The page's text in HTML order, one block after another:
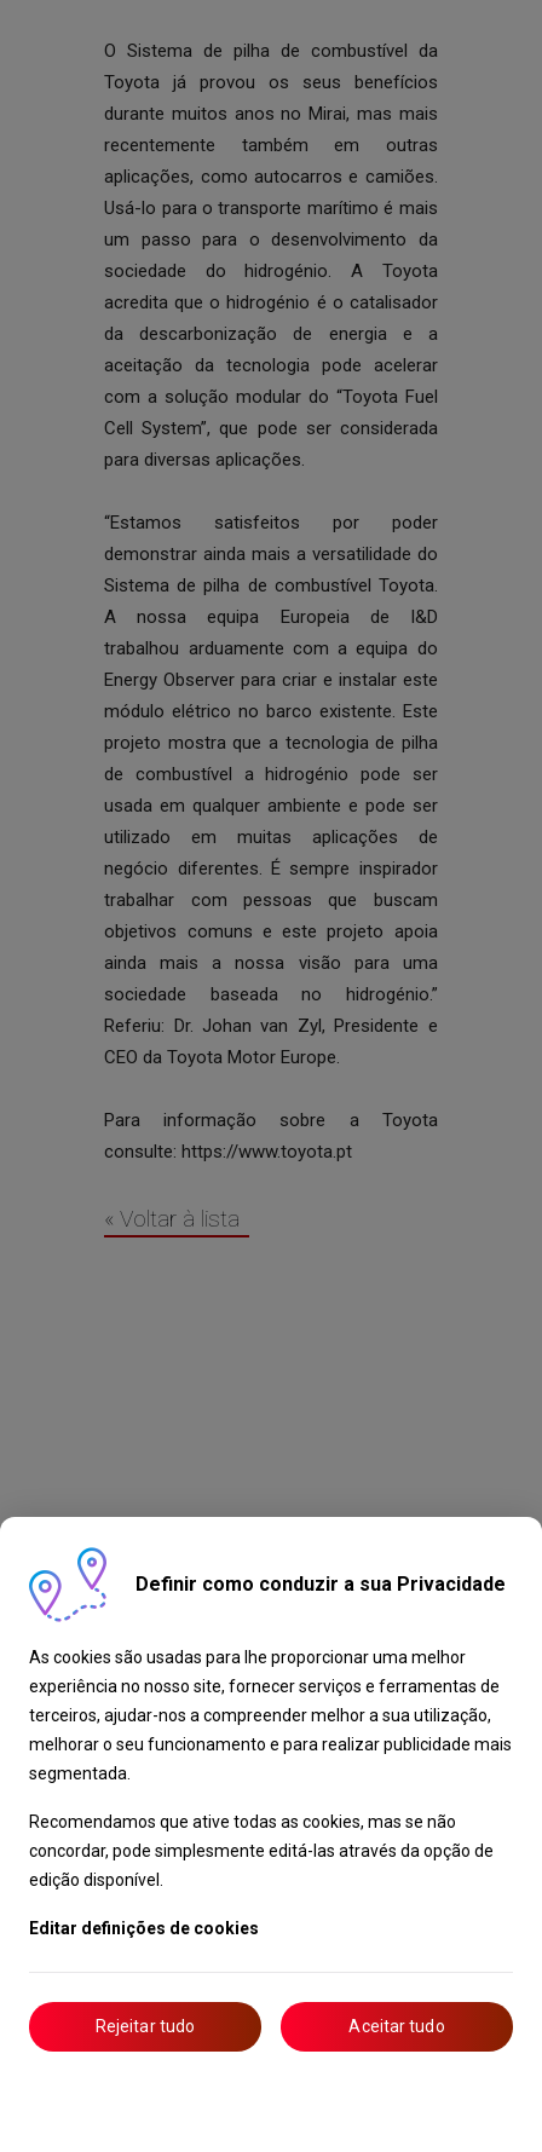
O Sistema de pilha de combustível da
Toyota já provou os seus benefícios
durante muitos anos no Mirai, mas mais
recentemente também em outras
aplicações, como autocarros e camiões.
Usá-lo para o transporte marítimo é mais
um passo para o desenvolvimento da
sociedade do hidrogénio. A Toyota
acredita que o hidrogénio é o catalisador
da descarbonização de energia e a
aceitação da tecnologia pode acelerar
com a solução modular do “Toyota Fuel
Cell System”, que pode ser considerada
para diversas aplicações.
“Estamos satisfeitos por poder
demonstrar ainda mais a versatilidade do
Sistema de pilha de combustível Toyota.
A nossa equipa Europeia de I&D
trabalhou arduamente com a equipa do
Energy Observer para criar e instalar este
módulo elétrico no barco existente. Este
projeto mostra que a tecnologia de pilha
de combustível a hidrogénio pode ser
usada em qualquer ambiente e pode ser
utilizado em muitas aplicações de
negócio diferentes. É sempre inspirador
trabalhar com pessoas que buscam
objetivos comuns e este projeto apoia
ainda mais a nossa visão para uma
sociedade baseada no hidrogénio.”
Referiu: Dr. Johan van Zyl, Presidente e
CEO da Toyota Motor Europe.
Para informação sobre a Toyota
consulte:https://www.toyota.pt
« Voltar à lista
Definir como conduzir a sua Privacidade
As cookies são usadas para lhe proporcionar uma melhor
experiência no nosso site, fornecer serviços e ferramentas de
terceiros, ajudar-nos a compreender melhor a sua utilização,
melhorar o seu funcionamento e para realizar publicidade mais
segmentada.
Recomendamos que ative todas as cookies, mas se não
concordar, pode simplesmente editá-las através da opção de
edição disponível.
Editar definições de cookies
Rejeitar tudo Aceitar tudo